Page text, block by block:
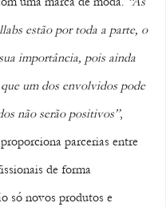
estão por toda a parte, o
importância, pois ainda
um dos envolvidos pode
não serão positivos”,
parcerias entre
de forma
só novos produtos e